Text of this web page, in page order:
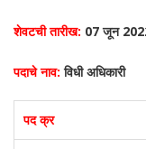
शेवटची तारीख: 07 जून 2022
पदाचे नाव:विधी अधिकारी
पद क्र